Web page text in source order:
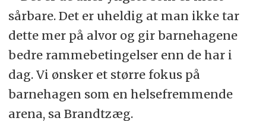
sårbare. Det er uheldig at man ikke tar
dette mer på alvor og gir barnehagene
bedre rammebetingelser enn de har i
dag. Vi ønsker et større fokus på
barnehagen som en helsefremmende
arena, sa Brandtzæg.